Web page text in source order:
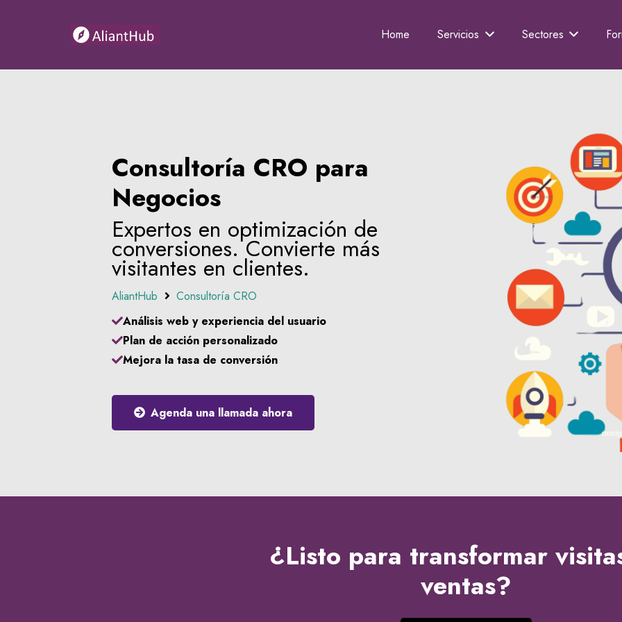
Home Servicios Sectores
Consultoría CRO para
Negocios
Expertos en optimización de
conversiones. Convierte más
visitantes en clientes.
AliantHub
Consultoría CRO
Análisis web y experiencia del usuario
Plan de acción personalizado
Mejora la tasa de conversión
Agenda una llamada ahora
¿Listo para transformar
ventas?